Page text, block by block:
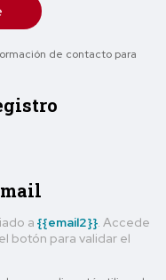
de contacto para
a {{email2}}. Accede
botón para validar el